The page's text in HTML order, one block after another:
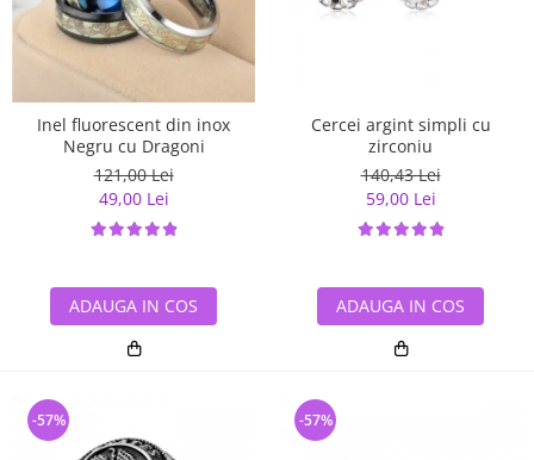
Inel fluorescent din inox
Negru cu Dragoni
121,00 Lei
49,00 Lei
ADAUGA IN COS
Cercei argint simpli cu
zirconiu
140,43 Lei
59,00 Lei
ADAUGA IN COS
-57% -57%